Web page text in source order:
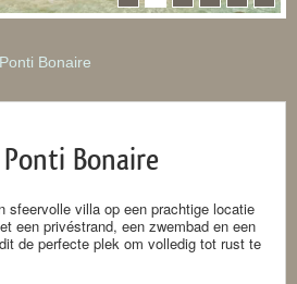
Bonaire
Bonaire
sfeervolle villa op een prachtige locatie
een privéstrand, een zwembad en een
de perfecte plek om volledig tot rust te